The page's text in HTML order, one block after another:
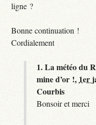
ligne ?
Bonne continuation !
Cordialement
1.La météo du
mine d’or !, 1er
Courbis
Bonsoir et merci